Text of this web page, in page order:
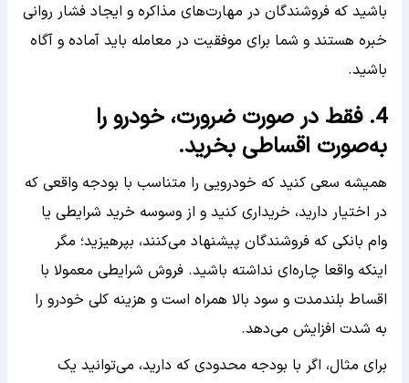
باشید که فروشندگان در مهارت‌های مذاکره و ایجاد فشار روانی
خبره هستند و شما برای موفقیت در معامله باید آماده و آگاه
باشید.
4. فقط در صورت ضرورت، خودرو را
به‌صورت اقساطی بخرید.
همیشه سعی کنید که خودرویی را متناسب با بودجه واقعی که
در اختیار دارید، خریداری کنید و از وسوسه خرید شرایطی یا
وام بانکی که فروشندگان پیشنهاد می‌کنند، بپرهیزید؛ مگر
اینکه واقعا چاره‌ای نداشته باشید. فروش شرایطی معمولا با
اقساط بلندمدت و سود بالا همراه است و هزینه کلی خودرو را
به شدت افزایش می‌دهد.
برای مثال، اگر با بودجه محدودی که دارید، می‌توانید یک